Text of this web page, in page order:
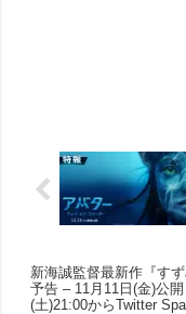
新海誠監督最新作『すず
予告 – 11月11日(金)公
(土)21:00からTwitter